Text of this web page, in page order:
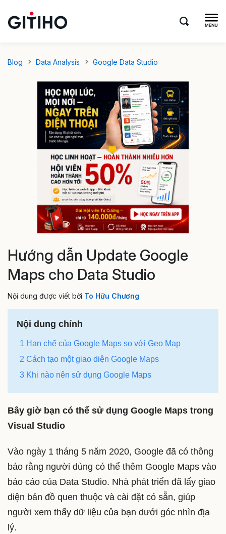
Blog Data Analysis Google Data Studio
Hướng dẫn Update Google
Maps cho Data Studio
Nội dung được viết bởi To Hữu Chương
Nội dung chính
1 Hạn chế của Google Maps so với Geo Map
2 Cách tạo một giao diện Google Maps
3 Khi nào nên sử dụng Google Maps
Bây giờ bạn có thể sử dụng Google Maps trong
Visual Studio
Vào ngày 1 tháng 5 năm 2020, Google đã có thông
báo rằng người dùng có thể thêm Google Maps vào
báo cáo của Data Studio. Nhà phát triển đã lấy giao
diện bản đồ quen thuộc và cài đặt có sẵn, giúp
người xem thấy dữ liệu của bạn dưới góc nhìn địa
lý.